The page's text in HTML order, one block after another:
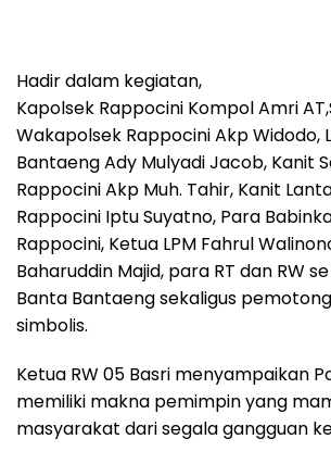
Hadir dalam kegiatan,
Kapolsek Rappocini Kompol Amri
Wakapolsek Rappocini Akp Widodo,
Bantaeng Ady Mulyadi Jacob, Kanit
Rappocini Akp Muh. Tahir, Kanit
Rappocini Iptu Suyatno, Para
Rappocini, Ketua LPM Fahrul
Baharuddin Majid, para RT dan RW
Banta Bantaeng sekaligus
simbolis.
Ketua RW 05 Basri menyampaikan
memiliki makna pemimpin yang
masyarakat dari segala gangguan